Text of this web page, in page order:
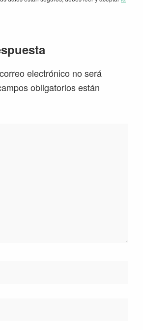
electrónico no será
obligatorios están